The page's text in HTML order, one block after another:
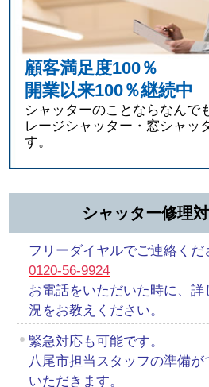
顧客満足度100％
開業以来100％継続中
シャッターのことならなんで
レージシャッター・窓シャッ
す。
シャッター修理
フリーダイヤルでご連絡くだ
0120-56-9924
お電話をいただいた時に、
況をお教えください。
緊急対応も可能です。
八尾市担当スタッフの準備
いただきます。